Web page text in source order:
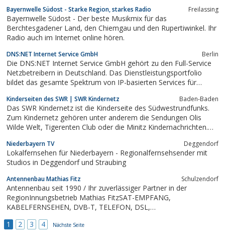
Bayernwelle Südost - Starke Region, starkes Radio Freilassing
Bayernwelle Südost - Der beste Musikmix für das
Berchtesgadener Land, den Chiemgau und den Rupertiwinkel. Ihr
Radio auch im Internet online hören.
DNS:NET Internet Service GmbH Berlin
Die DNS:NET Internet Service GmbH gehört zu den Full-Service
Netzbetreibern in Deutschland. Das Dienstleistungsportfolio
bildet das gesamte Spektrum von IP-basierten Services für
für Privatkunden ab. Seit 2007 investiert die DNS:NET gezielt in
den Infrastrukturausbau...
Kinderseiten des SWR | SWR Kindernetz Baden-Baden
Das SWR Kindernetz ist die Kinderseite des Südwestrundfunks.
Zum Kindernetz gehören unter anderem die Sendungen Olis
Wilde Welt, Tigerenten Club oder die Minitz Kindernachrichten.
Community.
Niederbayern TV Deggendorf
Lokalfernsehen für Niederbayern - Regionalfernsehsender mit
Studios in Deggendorf und Straubing
Antennenbau Mathias Fitz Schulzendorf
Antennenbau seit 1990 / Ihr zuverlässiger Partner in der
RegionInnungsbetrieb Mathias FitzSAT-EMPFANG,
KABELFERNSEHEN, DVB-T, TELEFON, DSL,
Reparatur, Notdienst
1 2 3 4 Nächste Seite